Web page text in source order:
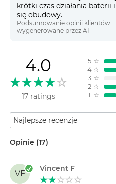
krótki czas działania
się obudowy.
Podsumowanie opinii klientów
wygenerowane przez AI
4.0
17 ratings
5 ☆
4 ☆
3 ☆
2 ☆
1 ☆
Sortuj według
Opinie (17)
VF
Vincent F